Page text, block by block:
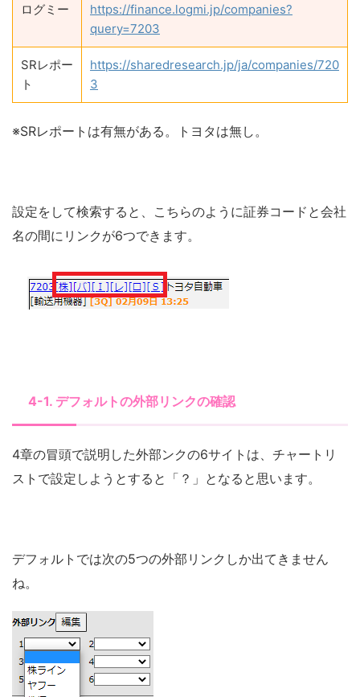
ログミー
https://finance.logmi.jp/companies?
query=7203
SRレポー
ト
https://sharedresearch.jp/ja/companies/720
3
※SRレポートは有無がある。トヨタは無し。
設定をして検索すると、こちらのように証券コードと会社
名の間にリンクが6つできます。
4-1. デフォルトの外部リンクの確認
4章の冒頭で説明した外部ンクの6サイトは、チャートリ
ストで設定しようとすると「？」となると思います。
デフォルトでは次の5つの外部リンクしか出てきません
ね。